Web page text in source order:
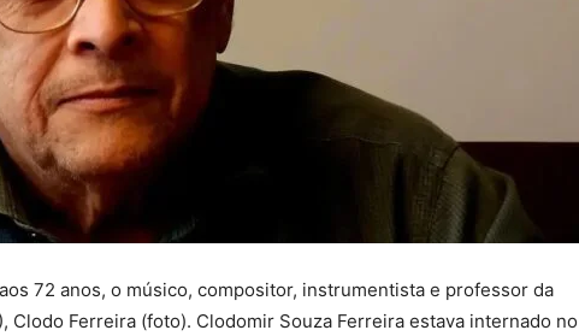
72 anos, o músico, compositor, instrumentista e professor da
Clodo Ferreira (foto). Clodomir Souza Ferreira estava internado no